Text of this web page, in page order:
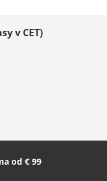
Italien (Deutsch)
v CET)
od € 99